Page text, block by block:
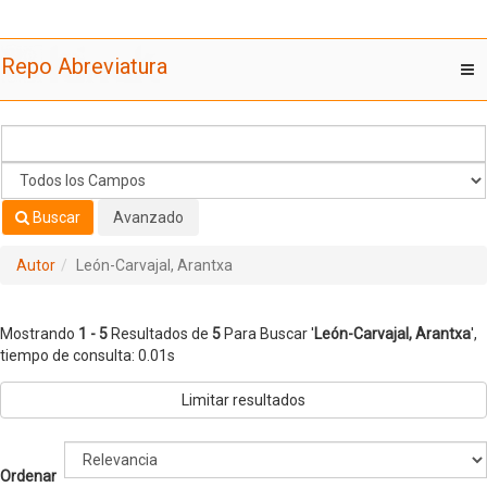
Repo Abreviatura
Buscar Avanzado
Autor León-Carvajal, Arantxa
Mostrando 1 - 5 Resultados de 5 Para Buscar 'León-Carvajal, Arantxa',
tiempo de consulta: 0.01s
Limitar resultados
Ordenar